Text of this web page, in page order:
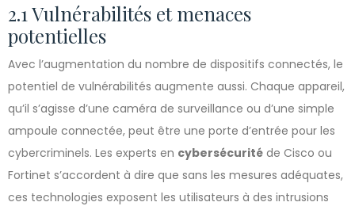
2.1 Vulnérabilités et menaces
potentielles
Avec l’augmentation du nombre de dispositifs connectés, le
potentiel de vulnérabilités augmente aussi. Chaque appareil,
qu’il s’agisse d’une caméra de surveillance ou d’une simple
ampoule connectée, peut être une porte d’entrée pour les
cybercriminels. Les experts en cybersécurité de Cisco ou
Fortinet s’accordent à dire que sans les mesures adéquates,
ces technologies exposent les utilisateurs à des intrusions